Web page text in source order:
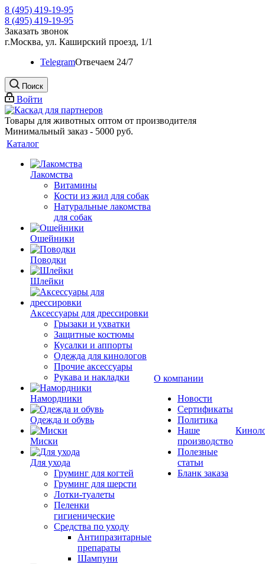
8 (495) 419-19-95
8 (495) 419-19-95
Заказать звонок
г.Москва, ул. Каширский проезд, 1/1
TelegramOтвечаем 24/7
Поиск
Войти
Товары для животных оптом от производителя
Минимальный заказ - 5000 руб.
Каталог
Лакомства
Витамины
Кости из жил для собак
Натуральные лакомства
для собак
Ошейники
Поводки
Шлейки
Аксессуары для дрессировки
Грызаки и ухватки
Защитные костюмы
Кусалки и аппорты
Одежда для кинологов
Прочие аксессуары
Рукава и накладки
Намордники
Одежда и обувь
Миски
Для ухода
Груминг для когтей
Груминг для шерсти
Лотки-туалеты
Пеленки
гигиенические
Средства по уходу
Антипразитарные
препараты
Шампуни
О компании
Новости
Сертификаты
Политика
Наше
производство
Полезные
статьи
Бланк заказа